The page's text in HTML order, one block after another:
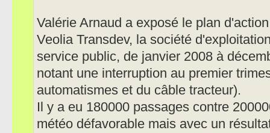
Valérie Arnaud a exposé le plan
Veolia Transdev, la société
service public, de janvier 2008 à
notant une interruption au premier
automatismes et du câble tracteur).
Il y a eu 180000 passages contre
météo défavorable mais avec un